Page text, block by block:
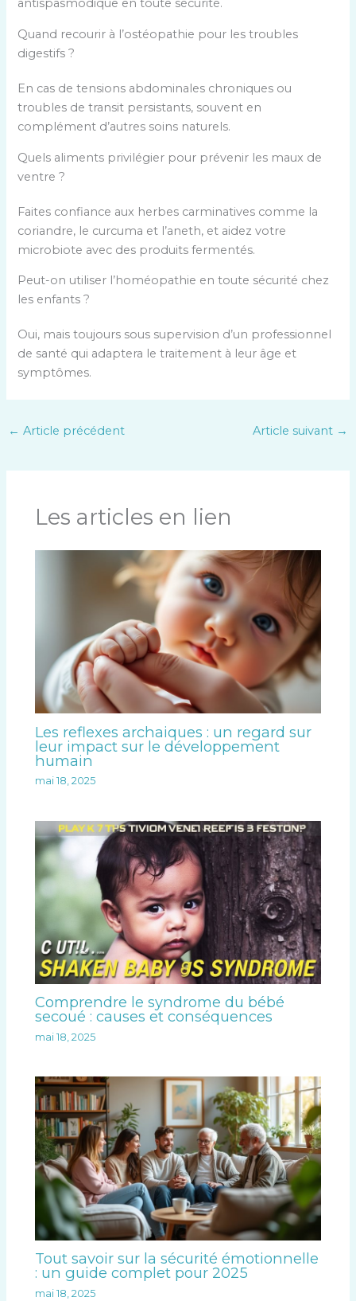
antispasmodique en toute sécurité.
Quand recourir à l’ostéopathie pour les troubles
digestifs ?
En cas de tensions abdominales chroniques ou
troubles de transit persistants, souvent en
complément d’autres soins naturels.
Quels aliments privilégier pour prévenir les maux de
ventre ?
Faites confiance aux herbes carminatives comme la
coriandre, le curcuma et l’aneth, et aidez votre
microbiote avec des produits fermentés.
Peut-on utiliser l’homéopathie en toute sécurité chez
les enfants ?
Oui, mais toujours sous supervision d’un professionnel
de santé qui adaptera le traitement à leur âge et
symptômes.
← Article précédent Article suivant →
Les articles en lien
Les reflexes archaiques : un regard sur
leur impact sur le développement
humain
mai 18, 2025
Comprendre le syndrome du bébé
secoué : causes et conséquences
mai 18, 2025
Tout savoir sur la sécurité émotionnelle
: un guide complet pour 2025
mai 18, 2025